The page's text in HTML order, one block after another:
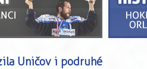
Uničov i podruhé